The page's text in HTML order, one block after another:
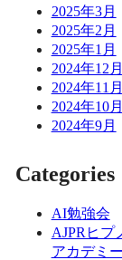
2025年3月
2025年2月
2025年1月
2024年12月
2024年11月
2024年10月
2024年9月
Categories
AI勉強会
AJPRヒプ
アカデミー